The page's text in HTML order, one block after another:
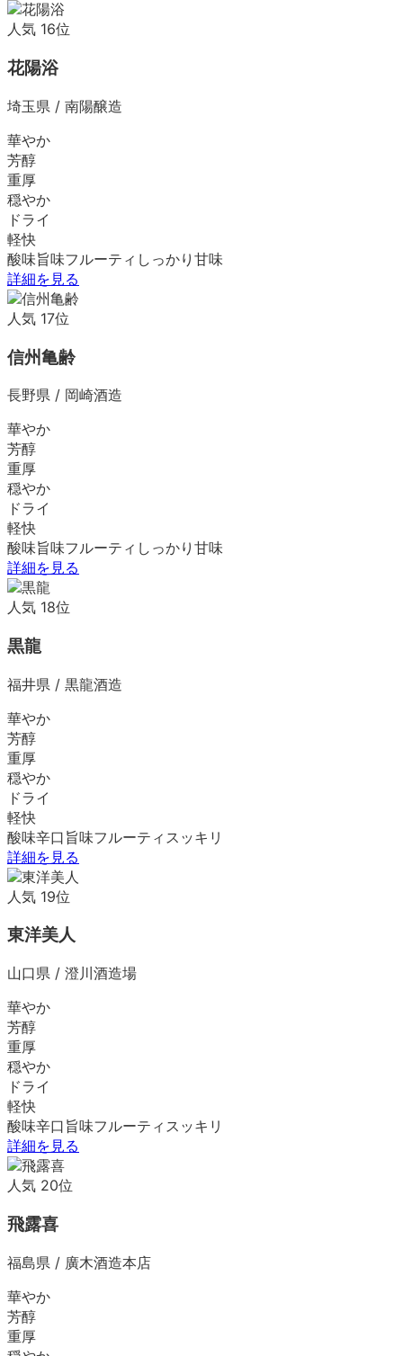
人気 16位
花陽浴
埼玉県 / 南陽醸造
華やか
芳醇
重厚
穏やか
ドライ
軽快
酸味旨味フルーティ しっかり 甘味
詳細を見る
人気 17位
信州亀齢
長野県 / 岡崎酒造
華やか
芳醇
重厚
穏やか
ドライ
軽快
酸味旨味フルーティ しっかり 甘味
詳細を見る
人気 18位
黒龍
福井県 / 黒龍酒造
華やか
芳醇
重厚
穏やか
ドライ
軽快
酸味辛口 旨味フルーティ スッキリ
詳細を見る
人気 19位
東洋美人
山口県 / 澄川酒造場
華やか
芳醇
重厚
穏やか
ドライ
軽快
酸味辛口 旨味フルーティ スッキリ
詳細を見る
人気 20位
飛露喜
福島県 / 廣木酒造本店
華やか
芳醇
重厚